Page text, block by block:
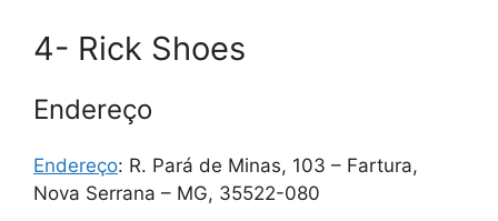
4- Rick Shoes
Endereço
Endereço: R. Pará de Minas, 103 – Fartura,
Nova Serrana – MG, 35522-080